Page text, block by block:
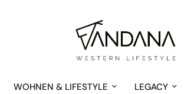
WOHNEN & LIFESTYLE LEGACY